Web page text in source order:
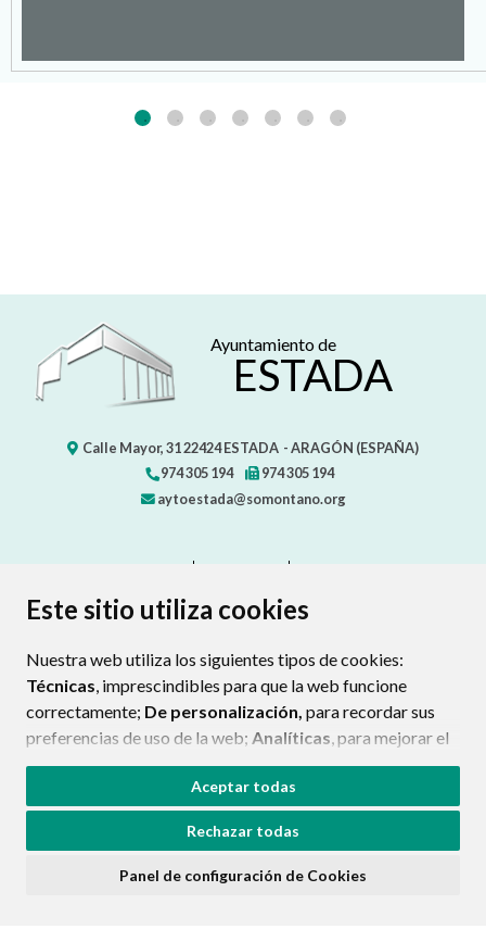
Este sitio utiliza cookies
Nuestra web utiliza los siguientes tipos de cookies:
Técnicas, imprescindibles para que la web funcione
correctamente; De personalización, para recordar sus
preferencias de uso de la web; Analíticas, para mejorar el
funcionamiento de la web y sus servicios.
Si acepta pulsando el botón“Aceptar todas”
consideramos que acepta su uso. Si pulsa el botón
ninguna acción, se guardarán las cookies técnicas
Aceptar todas
Rechazar todas
Panel de configuración de Cookies
Ayuntamiento de
ESTADA
Calle Mayor, 3122424ESTADA - ARAGÓN (ESPAÑA)
974 305 194
974 305 194
aytoestada@somontano.org
PROTECCIÓN DE DATOS
POLÍTICA DE COOKIES